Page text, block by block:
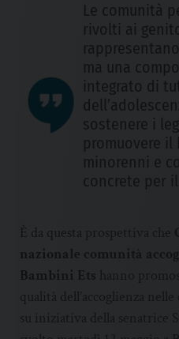
Le comunità
rivolti ai
ma una
integrato di
sostenere i
promuovere il
minorenni e
concrete per
È da questa prospettiva che
nazionale comunità
Bambini Ets
hanno
qualità dell’accoglienza
su iniziativa della senatrice